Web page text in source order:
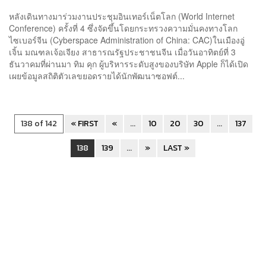
หลังเดินทางมาร่วมงานประชุมอินเทอร์เน็ตโลก (World Internet
Conference) ครั้งที่ 4 ซึ่งจัดขึ้นโดยกระทรวงความมั่นคงทางโลก
ไซเบอร์จีน (Cyberspace Administration of China: CAC)ในเมืองอู่
เจิ้น มณฑลเจ้อเจียง สาธารณรัฐประชาชนจีน เมื่อวันอาทิตย์ที่ 3
ธันวาคมที่ผ่านมา ทิม คุก ผู้บริหารระดับสูงของบริษัท Apple ก็ได้เปิด
เผยข้อมูลสถิติตัวเลขยอดรายได้นักพัฒนาซอฟต์...
138 of 142 « FIRST « ... 10 20 30 ...
137
138
139 ... » LAST »